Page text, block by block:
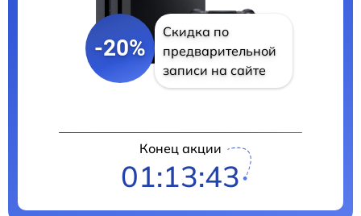
-20%
Скидка по
предварительной
записи на сайте
Конец акции
01:13:42